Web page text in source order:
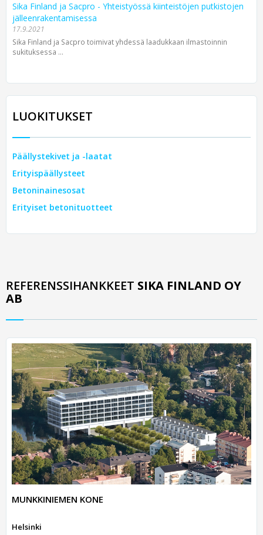
Sika Finland ja Sacpro - Yhteistyössä kiinteistöjen putkistojen
jälleenrakentamisessa
17.9.2021
Sika Finland ja Sacpro toimivat yhdessä laadukkaan ilmastoinnin
sukituksessa ...
LUOKITUKSET
Päällystekivet ja -laatat
Erityispäällysteet
Betoninainesosat
Erityiset betonituotteet
REFERENSSIHANKKEET SIKA FINLAND OY
AB
MUNKKINIEMEN KONE
Helsinki